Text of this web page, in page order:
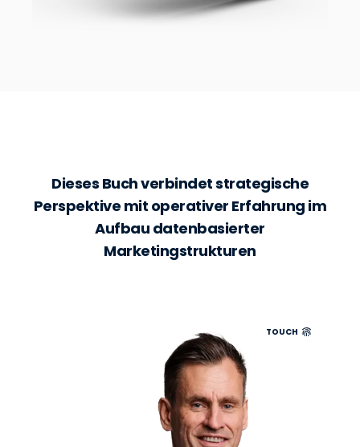
Dieses Buch verbindet strategische
Perspektive mit operativer Erfahrung im
Aufbau datenbasierter
Marketingstrukturen
TOUCH
Dirk Rohweder verfügt über mehr als 30 Jahre
internationale Führungserfahrung in IT,
Telekommunikation und Konsumgüterindustrie,
unter anderem als CIO bei T-Mobile (UK und